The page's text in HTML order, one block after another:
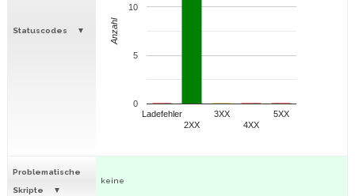
Statuscodes
Ladefehler
2XX
3XX
4XX
5XX
0
5
10
Anzahl
Problematische
Skripte
keine